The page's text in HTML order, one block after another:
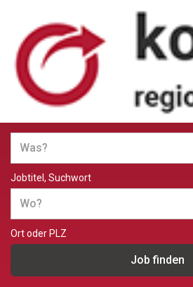
Jobs und Stellenangebote in
Köln
Jobtitel, Suchwort
Ort oder PLZ